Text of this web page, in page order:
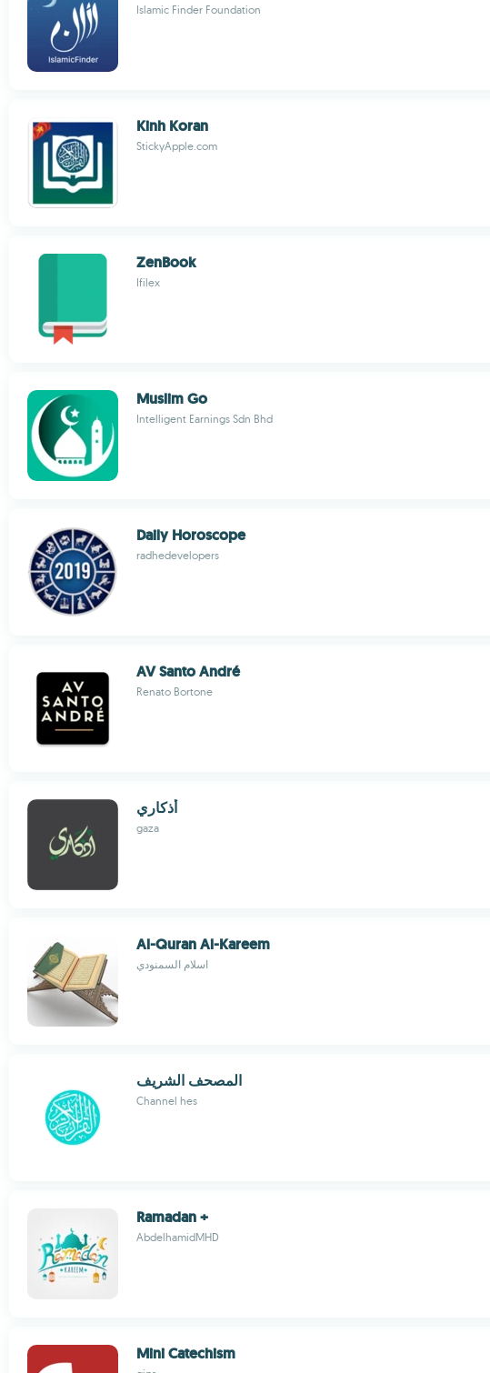
Islamic Finder Foundation
Kinh Koran
StickyApple.com
ZenBook
Ifilex
Muslim Go
Intelligent Earnings Sdn Bhd
Daily Horoscope
radhedevelopers
AV Santo André
Renato Bortone
أذكاري
gaza
Al-Quran Al-Kareem
اسلام السمنودي
المصحف الشريف
Channel hes
Ramadan +
AbdelhamidMHD
Mini Catechism